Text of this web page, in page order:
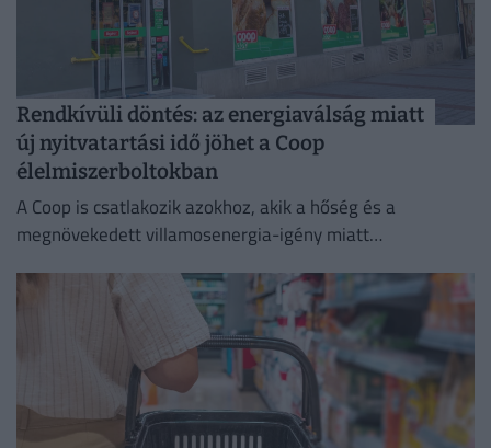
Rendkívüli döntés: az energiaválság miatt
új nyitvatartási idő jöhet a Coop
élelmiszerboltokban
A Coop is csatlakozik azokhoz, akik a hőség és a
megnövekedett villamosenergia-igény miatt